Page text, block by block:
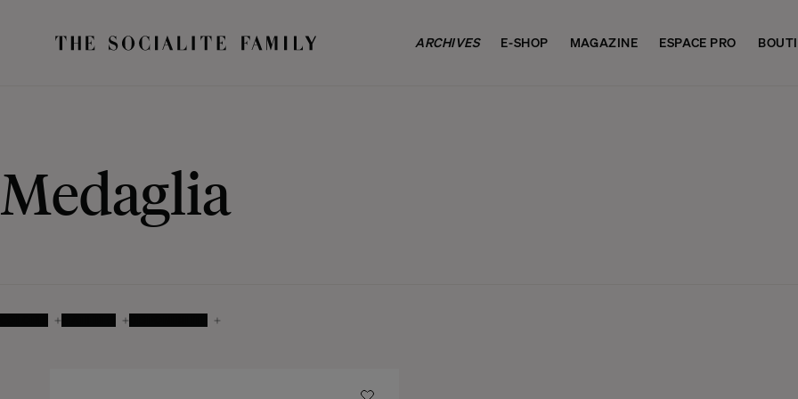
ARCHIVES E-SHOP MAGAZINE ESPACE PRO
Medaglia